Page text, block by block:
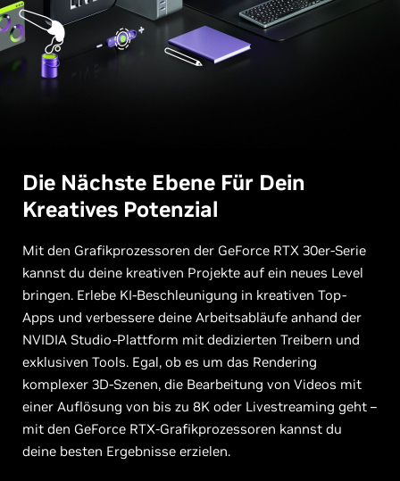
Die Nächste Ebene Für Dein
Kreatives Potenzial
Mit den Grafikprozessoren der GeForce RTX 30er-Serie
kannst du deine kreativen Projekte auf ein neues Level
bringen. Erlebe KI-Beschleunigung in kreativen Top-
Apps und verbessere deine Arbeitsabläufe anhand der
NVIDIA Studio-Plattform mit dedizierten Treibern und
exklusiven Tools. Egal, ob es um das Rendering
komplexer 3D-Szenen, die Bearbeitung von Videos mit
einer Auflösung von bis zu 8K oder Livestreaming geht –
mit den GeForce RTX-Grafikprozessoren kannst du
deine besten Ergebnisse erzielen.